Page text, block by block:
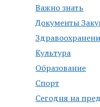
Важно знать
Документы
Культура
Образование
Спорт
Сегодня на